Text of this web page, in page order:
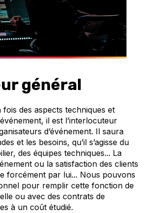
général
des aspects techniques et
il est l’interlocuteur
d’événement. Il saura
et les besoins, qu’il s’agisse du
des équipes techniques... La
ou la satisfaction des clients
forcément par lui... Nous pouvons
pour remplir cette fonction de
ou avec des contrats de
à un coût étudié.